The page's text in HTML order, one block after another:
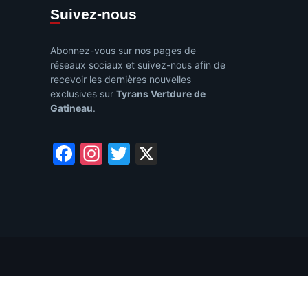
Suivez-nous
Abonnez-vous sur nos pages de
réseaux sociaux et suivez-nous afin de
recevoir les dernières nouvelles
exclusives sur Tyrans Vertdure de
Gatineau.
Facebook
Instagram
Twitter